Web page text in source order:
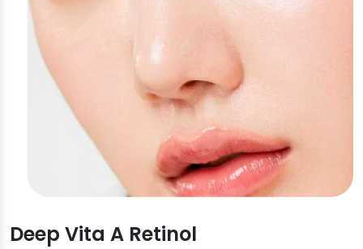
Deep Vita A Retinol